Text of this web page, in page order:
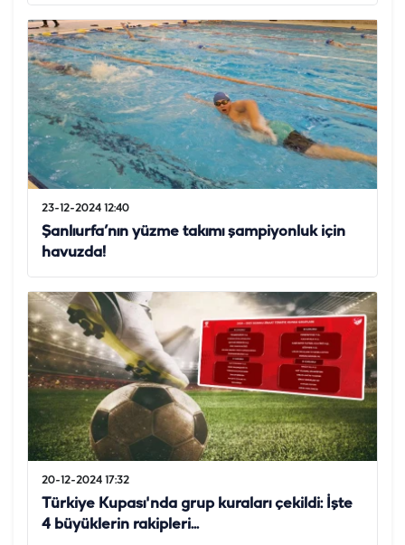
23-12-2024 12:40
Şanlıurfa’nın yüzme takımı şampiyonluk için
havuzda!
20-12-2024 17:32
Türkiye Kupası'nda grup kuraları çekildi: İşte
4 büyüklerin rakipleri...